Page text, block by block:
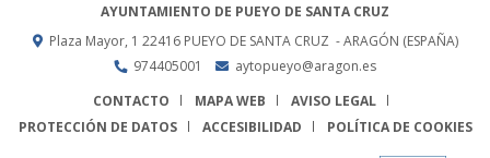
AYUNTAMIENTO DE PUEYO DE SANTA CRUZ
Plaza Mayor, 1 22416 PUEYO DE SANTA CRUZ - ARAGÓN (ESPAÑA)
974405001
aytopueyo@aragon.es
CONTACTO
MAPA WEB
AVISO LEGAL
PROTECCIÓN DE DATOS
ACCESIBILIDAD POLÍTICA DE COOKIES